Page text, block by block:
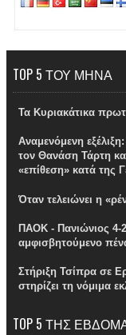
TOP 5 ΤΟΥ ΜΗΝΑ
Τα Κυριακάτικα
Αναμενόμενη
τον Θανάση Τάρτη
«επίθεση» κατά της
Όταν τελειώνει η
ΠΑΟΚ - Πανιώνιος
αμφισβητούμενο
Στήριξη Τσίπρα σε
στηρίζει τη νόμιμα
TOP 5 ΤΗΣ